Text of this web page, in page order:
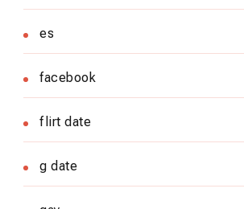
es
facebook
flirt date
g date